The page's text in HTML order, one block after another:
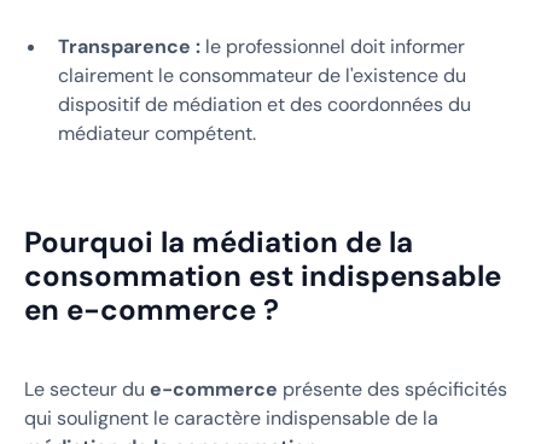
Transparence : le professionnel doit informer
clairement le consommateur de l'existence du
dispositif de médiation et des coordonnées du
médiateur compétent.
Pourquoi la médiation de la
consommation est indispensable
en e-commerce ?
Le secteur du e-commerce présente des spécificités
qui soulignent le caractère indispensable de la